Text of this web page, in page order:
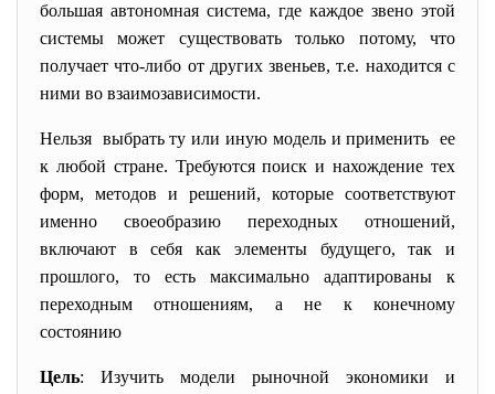
большая автономная система, где каждое звено этой
системы может существовать только потому, что
получает что-либо от других звеньев, т.е. находится с
ними во взаимозависимости.
Нельзя выбрать ту или иную модель и применить ее
к любой стране. Требуются поиск и нахождение тех
форм, методов и решений, которые соответствуют
именно своеобразию переходных отношений,
включают в себя как элементы будущего, так и
прошлого, то есть максимально адаптированы к
переходным отношениям, а не к конечному
состоянию
Цель: Изучить модели рыночной экономики и